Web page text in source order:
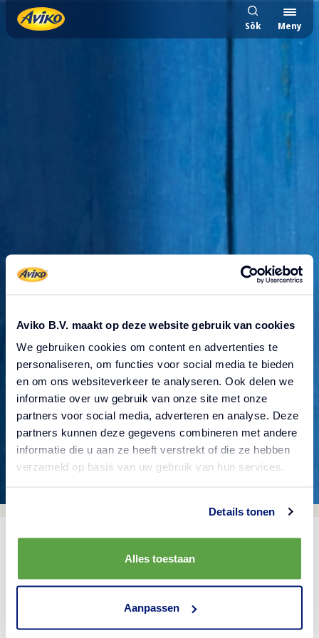
Aviko B.V. maakt op deze website gebruik van cookies
We gebruiken cookies om content en advertenties te
personaliseren, om functies voor social media te bieden
en om ons websiteverkeer te analyseren. Ook delen we
informatie over uw gebruik van onze site met onze
partners voor social media, adverteren en analyse. Deze
partners kunnen deze gegevens combineren met andere
informatie die u aan ze heeft verstrekt of die ze hebben
verzameld op basis van uw gebruik van hun services.
Details tonen
Alles toestaan
Aanpassen
Sök Meny
404 sidan hittades inte
Kontrollera om du skrev in adressen korrekt, gå
tillbaka till föregående sida eller försök använda
vår webbplatssökning för att hitta något
specifikt.